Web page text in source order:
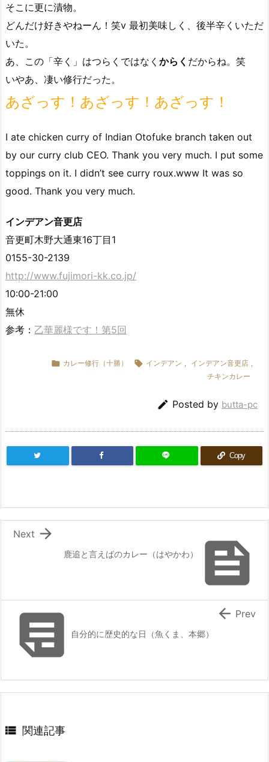
そこに更に漬物。
どんだけ好きやねーん！笑v 最初美味しく、後半辛くいただ
いた。
あ、この「辛く」はつらくではなく からく だからね。笑
いやあ、凄い修行だった。
あざっす！あざっす！あざっす！
I ate chicken curry of Indian Otofuke branch taken out
by our curry club CEO. Thank you very much. I put some
toppings on it. I didn’t see curry roux.www It was so
good. Thank you very much.
インデアン音更店
音更町木野大通東16丁目1
0155-30-2139
http://www.fujimori-kk.co.jp/
10:00-21:00
無休
参考： 乙華麗様です！第5回
 カレー修行（十勝）  インデアン インデアン音更店
チキンカレー
 Posted by butta-pc
Copy

鹿追と言えばのカレー（はやかわ）

Next
 自分的に歴史的な日（魚くま、本郷）
 Prev
 関連記事